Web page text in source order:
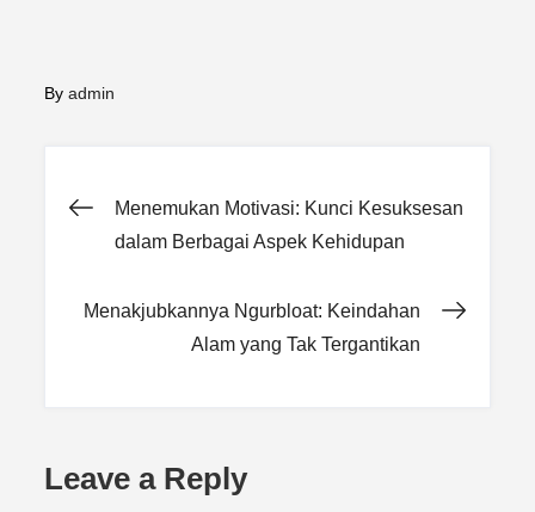
Byadmin
Post
Menemukan Motivasi: Kunci Kesuksesan
dalam Berbagai Aspek Kehidupan
Menakjubkannya Ngurbloat: Keindahan
Alam yang Tak Tergantikan
Leave a Reply